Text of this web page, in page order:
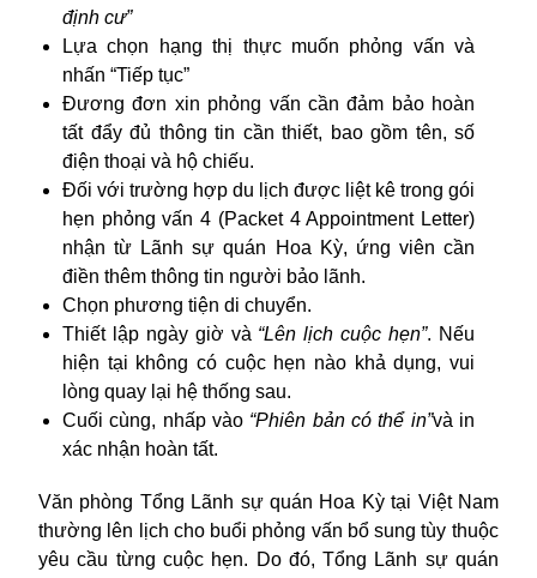
định cư”
Lựa chọn
hạng thị thực muốn phỏng vấn và
nhấn “Tiếp tục”
Đương đơn xin phỏng vấn cần đảm bảo hoàn
tất đẩy đủ thông tin cần thiết, bao gồm tên, số
điện thoại và hộ chiếu.
Đối với trường hợp du lịch được liệt kê trong gói
hẹn phỏng vấn 4 (Packet 4 Appointment Letter)
nhận từ Lãnh sự quán Hoa Kỳ, ứng viên cần
điền thêm thông tin người bảo lãnh.
Chọn phương tiện di chuyển.
Thiết lập ngày giờ và “Lên lịch cuộc hẹn”. Nếu
hiện tại không có cuộc hẹn nào khả dụng, vui
lòng quay lại hệ thống sau.
Cuối cùng, nhấp vào “Phiên bản có thể in”và in
xác nhận hoàn tất.
Văn phòng Tổng Lãnh sự quán Hoa Kỳ tại Việt Nam
thường lên lịch cho buổi phỏng vấn bổ sung tùy thuộc
yêu cầu từng cuộc hẹn. Do đó,Tổng Lãnh sự quán